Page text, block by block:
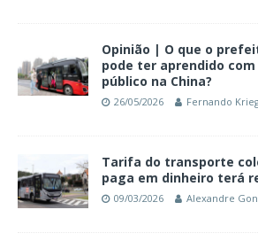
Opinião | O que o
pode ter aprendido
público na China?
26/05/2026 Fernando
Tarifa do transporte
paga em dinheiro terá
09/03/2026 Alexandre